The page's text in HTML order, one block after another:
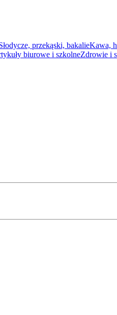
przekąski, bakalieKawa,
biurowe i szkolneZdrowie i